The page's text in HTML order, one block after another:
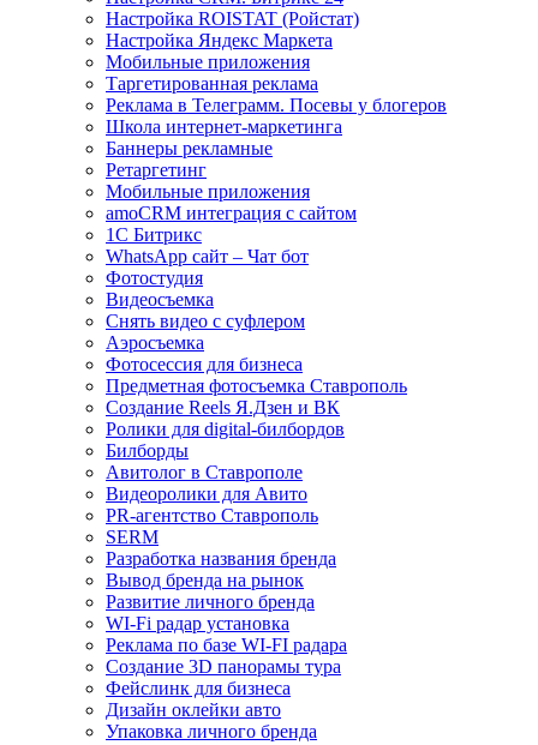
Настройка ROISTAT (Ройстат)
Настройка Яндекс Маркета
Мобильные приложения
Таргетированная реклама
Реклама в Телеграмм. Посевы у блогеров
Школа интернет-маркетинга
Баннеры рекламные
Ретаргетинг
Мобильные приложения
amoCRM интеграция с сайтом
1С Битрикс
WhatsApp сайт – Чат бот
Фотостудия
Видеосъемка
Снять видео с суфлером
Аэросъемка
Фотосессия для бизнеса
Предметная фотосъемка Ставрополь
Создание Reels Я.Дзен и ВК
Ролики для digital-билбордов
Билборды
Авитолог в Ставрополе
Видеоролики для Авито
PR-агентство Ставрополь
SERM
Разработка названия бренда
Вывод бренда на рынок
Развитие личного бренда
WI-Fi радар установка
Реклама по базе WI-FI радара
Создание 3D панорамы тура
Фейслинк для бизнеса
Дизайн оклейки авто
Упаковка личного бренда